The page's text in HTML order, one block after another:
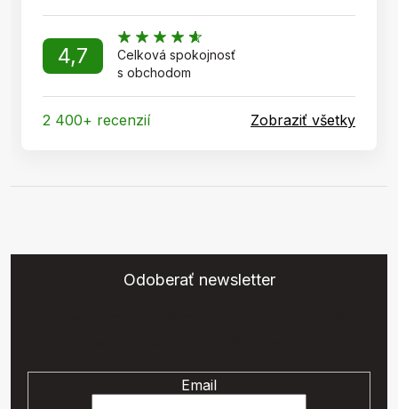
4,7
Celková spokojnosť
s obchodom
2 400+ recenzií Zobraziť všetky
Odoberať newsletter
Email